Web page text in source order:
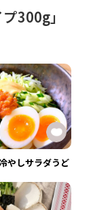
300g」
やしサラダうど